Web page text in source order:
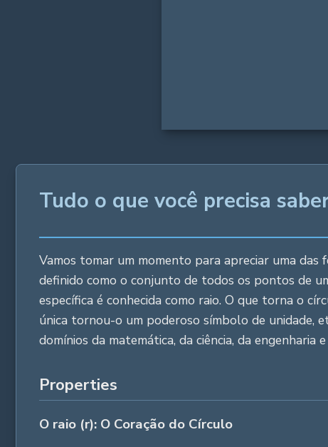
Tudo o que você precisa
Vamos tomar um momento para apreciar uma
definido como o conjunto de todos os pontos de
específica é conhecida como raio. O que torna o
única tornou-o um poderoso símbolo de unidade,
domínios da matemática, da ciência, da
Properties
O raio (r): O Coração do Círculo